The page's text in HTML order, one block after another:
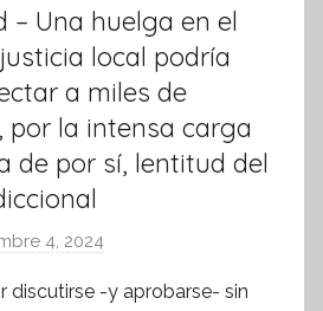
– Una huelga en el
local podría
a miles de
por la intensa carga
de por sí, lentitud del
4, 2024
discutirse -y aprobarse- sin